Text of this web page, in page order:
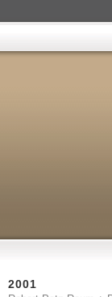
2001